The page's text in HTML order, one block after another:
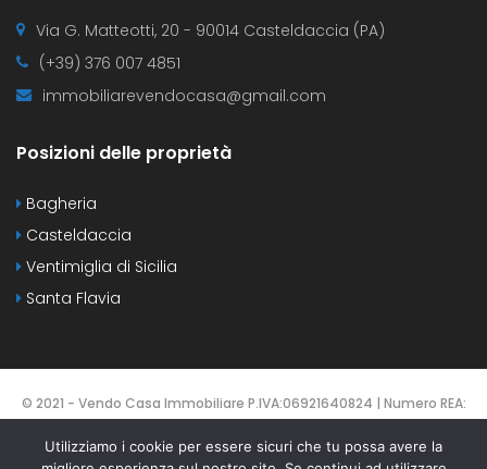
Via G. Matteotti, 20 - 90014 Casteldaccia (PA)
(+39) 376 007 4851
immobiliarevendocasa@gmail.com
Posizioni delle proprietà
Bagheria
Casteldaccia
Ventimiglia di Sicilia
Santa Flavia
© 2021 - Vendo Casa Immobiliare P.IVA:06921640824 | Numero REA:
PA-425137 | DESIGNED BYWebvox.it
Utilizziamo i cookie per essere sicuri che tu possa avere la